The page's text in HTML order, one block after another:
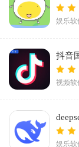
娱乐软
抖音
视频软
娱乐软